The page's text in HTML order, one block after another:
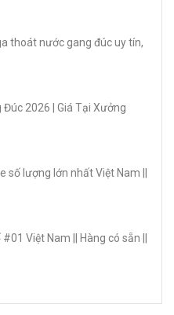
thoát nước gang đúc uy tín,
Đúc 2026 | Giá Tại Xưởng
lượng lớn nhất Việt Nam ||
Việt Nam || Hàng có sẵn ||